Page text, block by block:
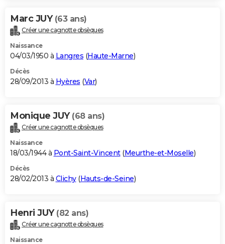
Marc JUY (63 ans)
Créer une cagnotte obsèques
Naissance
04/03/1950 à Langres (Haute-Marne)
Décès
28/09/2013 à Hyères (Var)
Monique JUY (68 ans)
Créer une cagnotte obsèques
Naissance
18/03/1944 à Pont-Saint-Vincent(Meurthe-et-Moselle)
Décès
28/02/2013 à Clichy(Hauts-de-Seine)
Henri JUY (82 ans)
Créer une cagnotte obsèques
Naissance